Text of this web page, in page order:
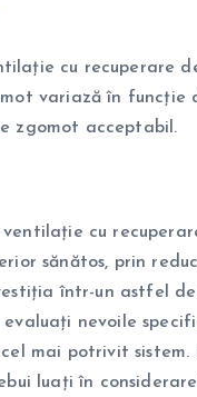
cu recuperare
variază în funcție
zgomot acceptabil.
ventilație cu
sănătos, prin
într-un astfel
nevoile
mai potrivit sistem.
luați în